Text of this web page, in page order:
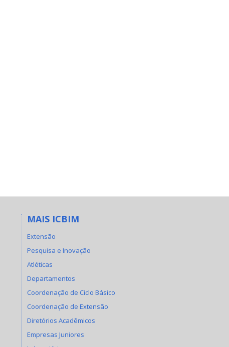
MAIS ICBIM
Extensão
Pesquisa e Inovação
Atléticas
Departamentos
Coordenação de Ciclo Básico
Coordenação de Extensão
Diretórios Acadêmicos
Empresas Juniores